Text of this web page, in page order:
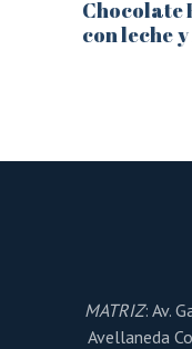
Chocolate
con leche
MATRIZ: Av.
Avellaneda